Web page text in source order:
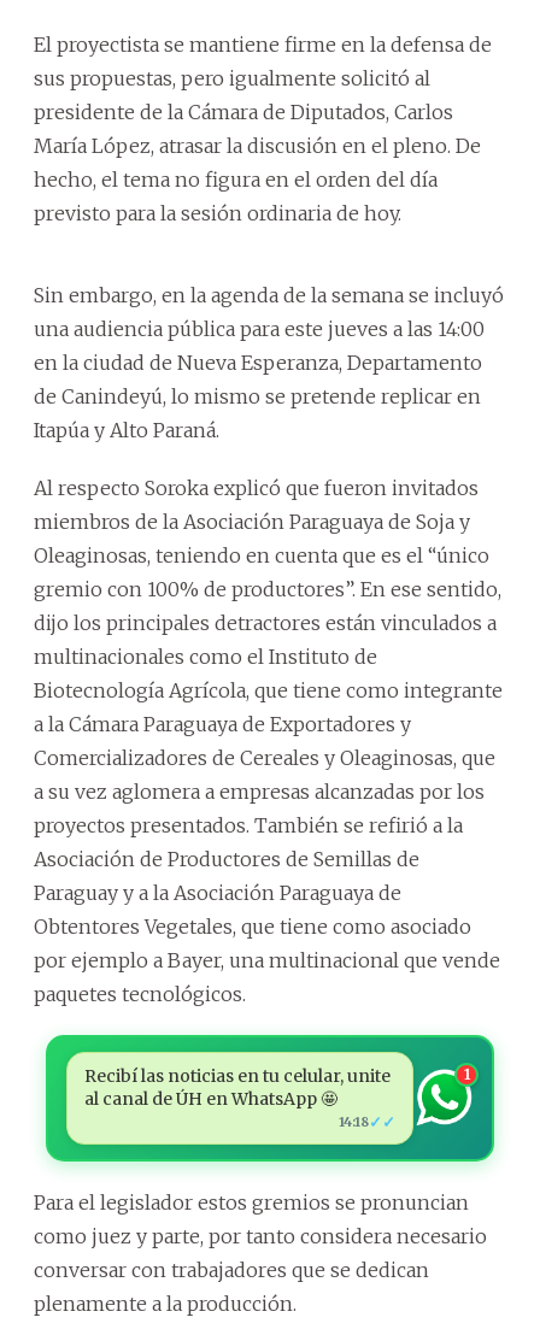
El proyectista se mantiene firme en la defensa de
sus propuestas, pero igualmente solicitó al
presidente de la Cámara de Diputados, Carlos
María López, atrasar la discusión en el pleno. De
hecho, el tema no figura en el orden del día
previsto para la sesión ordinaria de hoy.
Sin embargo, en la agenda de la semana se incluyó
una audiencia pública para este jueves a las 14:00
en la ciudad de Nueva Esperanza, Departamento
de Canindeyú, lo mismo se pretende replicar en
Itapúa y Alto Paraná.
Al respecto Soroka explicó que fueron invitados
miembros de la Asociación Paraguaya de Soja y
Oleaginosas, teniendo en cuenta que es el “único
gremio con 100% de productores”. En ese sentido,
dijo los principales detractores están vinculados a
multinacionales como el Instituto de
Biotecnología Agrícola, que tiene como integrante
a la Cámara Paraguaya de Exportadores y
Comercializadores de Cereales y Oleaginosas, que
a su vez aglomera a empresas alcanzadas por los
proyectos presentados. También se refirió a la
Asociación de Productores de Semillas de
Paraguay y a la Asociación Paraguaya de
Obtentores Vegetales, que tiene como asociado
por ejemplo a Bayer, una multinacional que vende
paquetes tecnológicos.
Recibí las noticias en tu celular, unite
al canal de ÚH en WhatsApp 🤩
14:18✓✓
1
Para el legislador estos gremios se pronuncian
como juez y parte, por tanto considera necesario
conversar con trabajadores que se dedican
plenamente a la producción.